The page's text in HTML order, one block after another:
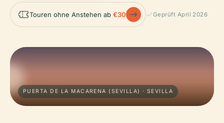
Touren ohne Anstehen ab €30 Geprüft April 2026
PUERTA DE LA MACARENA (SEVILLA) · SEVILLA